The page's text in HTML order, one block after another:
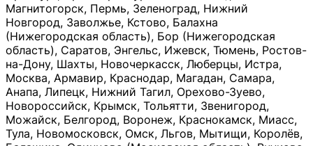
Магнитогорск, Пермь, Зеленоград, Нижний
Новгород, Заволжье, Кстово, Балахна
(Нижегородская область), Бор (Нижегородская
область), Саратов, Энгельс, Ижевск, Тюмень, Ростов-
на-Дону, Шахты, Новочеркасск, Люберцы, Истра,
Москва, Армавир, Краснодар, Магадан, Самара,
Анапа, Липецк, Нижний Тагил, Орехово-Зуево,
Новороссийск, Крымск, Тольятти, Звенигород,
Можайск, Белгород, Воронеж, Краснокамск, Миасс,
Тула, Новомосковск, Омск, Льгов, Мытищи, Королёв,